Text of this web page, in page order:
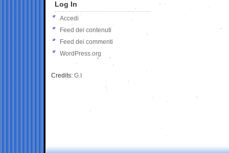
Log In
Accedi
Feed dei contenuti
Feed dei commenti
WordPress.org
Credits: G.I